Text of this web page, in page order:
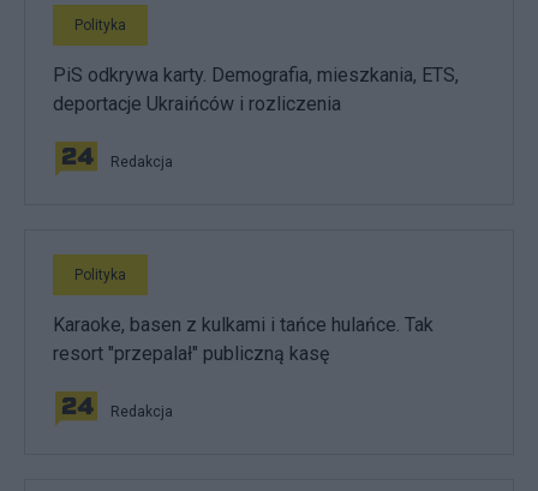
Polityka
PiS odkrywa karty. Demografia, mieszkania, ETS,
deportacje Ukraińców i rozliczenia
Redakcja
Polityka
Karaoke, basen z kulkami i tańce hulańce. Tak
resort "przepalał" publiczną kasę
Redakcja